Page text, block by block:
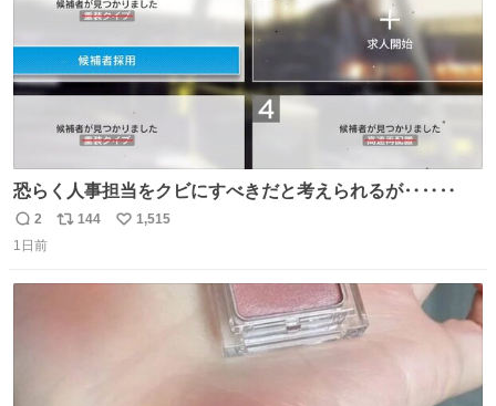
恐らく人事担当をクビにすべきだと考えられるが‥‥‥
返
信
2
リ
144
い
1,515
1日前